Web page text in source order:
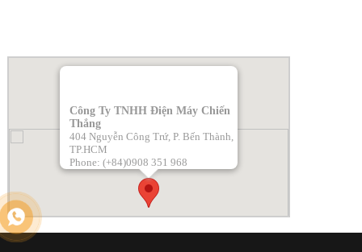
Công Ty TNHH Điện Máy Chiến
Thắng
404 Nguyễn Công Trứ, P. Bến Thành,
TP.HCM
Phone: (+84)0908 351 968